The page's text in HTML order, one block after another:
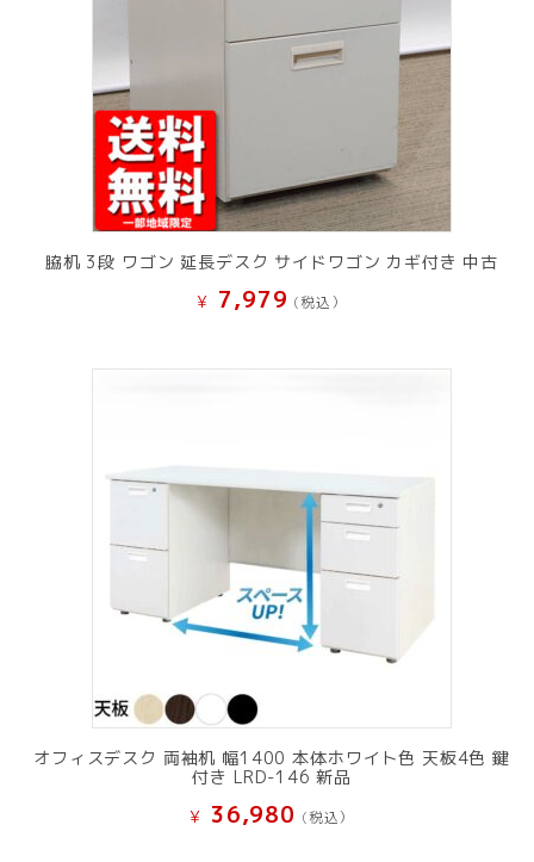
脇机 3段 ワゴン 延長デスク サイドワゴン カギ付き 中古
¥ 7,979 (税込）
オフィスデスク 両袖机 幅1400 本体ホワイト色 天板4色 鍵
付き LRD-146 新品
¥ 36,980 (税込）